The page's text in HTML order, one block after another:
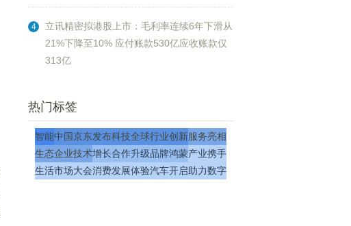
4
立讯精密拟港股上市：毛利率连续6年下滑从
21%下降至10% 应付账款530亿应收账款仅
313亿
热门标签
智能中国京东发布科技全球行业创新服务亮相
生态企业技术增长合作升级品牌鸿蒙产业携手
生活市场大会消费发展体验汽车开启助力数字